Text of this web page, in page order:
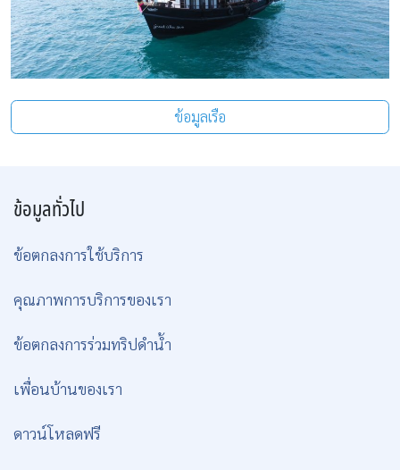
ข้อมูลเรือ
ข้อมูลทั่วไป
ข้อตกลงการใช้บริการ
คุณภาพการบริการของเรา
ข้อตกลงการร่วมทริปดำน้ำ
เพื่อนบ้านของเรา
ดาวน์โหลดฟรี